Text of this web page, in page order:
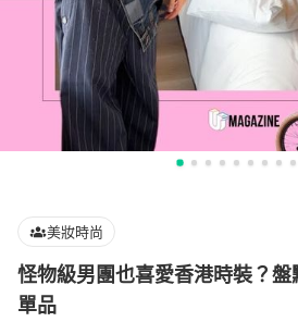
美妝時尚
怪物級男團也喜愛香港時裝？
單品